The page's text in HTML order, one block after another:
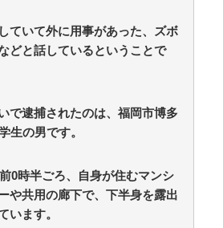
たいのに、家族が猛反対。家族か
飛び出した… 他 / 2chnaviヘッド
遠かった日々
わ!と断って正解やったわ」と業者
- 総合 NEW! (8/9 05:10)
、なんか別人になる / 5chまとめ
05:07)
ていて外に用事があった、ズボ
どと話しているということで
で逮捕されたのは、福岡市博多
生の男です。
0時半ごろ、自身が住むマンシ
や共用の廊下で、下半身を露出
います。